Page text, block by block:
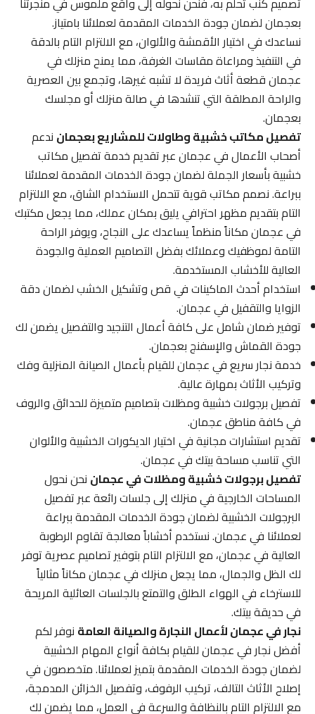
بعجمان لضمان جودة الخدمات المقدمة لعملائنا بامتياز.
نساعدك في اختيار الأقمشة والألوان، مع الالتزام التام بالدقة
في التنفيذ ومراعاة مقاسات الغرفة، مما يمنح منزلك في
عجمان قطعة أثاث فريدة لا تشبه غيرها، وتجمع بين العصرية
والراحة المطلقة التي تنشدها في صالة منزلك أو مجلسك
بعجمان.
تفصيل مكاتب خشبية وطاولات للمشاريع بعجمانندعم
أصحاب الأعمال في عجمان عبر تقديم خدمة تفصيل مكاتب
خشبية بأسعار الجملة لضمان جودة الخدمات المقدمة لعملائنا
ببراعة. نصمم مكاتب قوية تتحمل الاستخدام الشاق، مع الالتزام
التام بتقديم مظهر احترافي يليق بمكان عملك، مما يجعل مكتبك
في عجمان مكاناً منظماً يساعدك على النجاح، ويوفر الراحة
التامة لموظفيك وعملائك بفضل التصاميم العملية والجودة
العالية للأخشاب المستخدمة.
استخدام أحدث الماكينات في قص وتشكيل الخشب لضمان دقة
الزوايا والتقفيل في عجمان.
توفير ضمان شامل على كافة أعمال التنجيد والتفصيل يضمن لك
جودة القماش والإسفنج بعجمان.
خدمة نجار سريع في عجمان للقيام بأعمال الصيانة المنزلية وفك
وتركيب الأثاث بمهارة عالية.
تفصيل برجولات خشبية ومظلات بتصاميم متميزة للحدائق والروف
في كافة مناطق عجمان.
تقديم استشارات مجانية في اختيار الديكورات الخشبية والألوان
التي تناسب مساحة بيتك في عجمان.
تفصيل برجولات خشبية ومظلات في عجماننحن نحول
المساحات الخارجية في منزلك إلى جلسات رائعة عبر تفصيل
البرجولات الخشبية لضمان جودة الخدمات المقدمة ببراعة
لعملائنا في عجمان. نستخدم أخشاباً معالجة تقاوم الرطوبة
العالية في عجمان، مع الالتزام التام بتوفير تصاميم عصرية توفر
لك الظل والجمال، مما يجعل منزلك في عجمان مكاناً مثالياً
للاسترخاء في الهواء الطلق والتمتع بالجلسات العائلية المريحة
في حديقة بيتك.
نجار في عجمان لأعمال النجارة والصيانة العامةنوفر لكم
أفضل نجار في عجمان للقيام بكافة أنواع المهام الخشبية
لضمان جودة الخدمات المقدمة بتميز لعملائنا. متخصصون في
إصلاح الأثاث التالف، تركيب الرفوف، وتفصيل الخزائن المدمجة،
مع الالتزام التام بالنظافة والسرعة في العمل، مما يضمن لك